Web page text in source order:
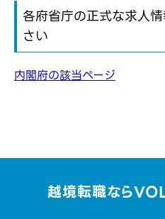
各府省庁の正式な求人
さい
内閣府の該当ページ
越境転職なら